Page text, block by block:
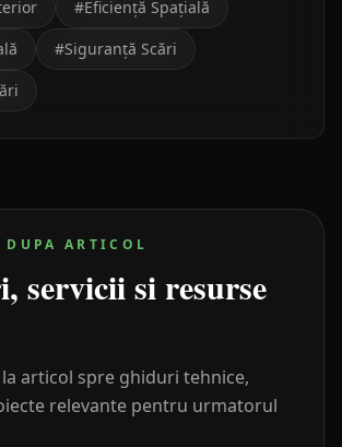
#Eficiență Spațială
#Siguranță Scări
ARTICOL
servicii si resurse
articol spre ghiduri tehnice,
relevante pentru urmatorul